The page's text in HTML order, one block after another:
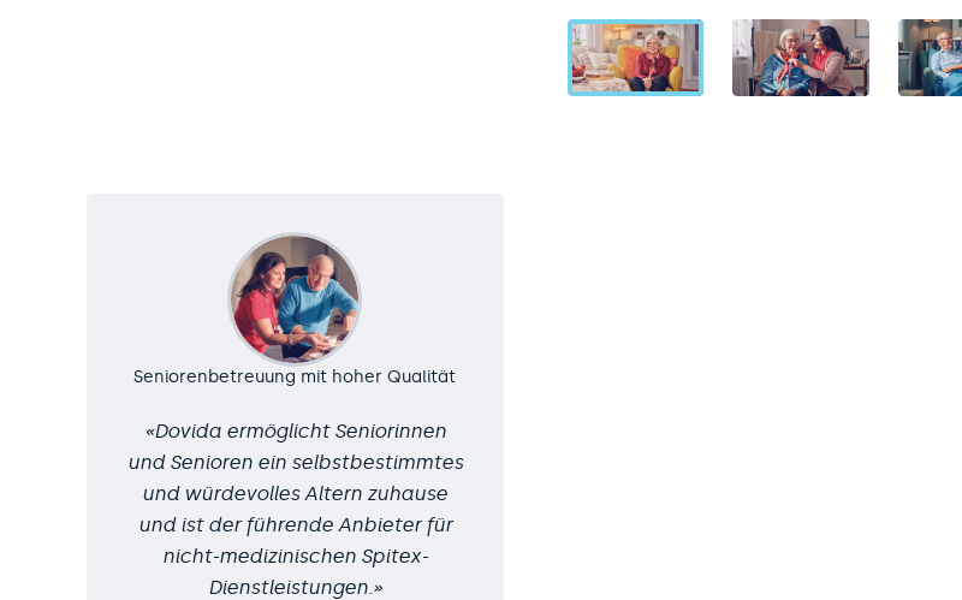
Seniorenbetreuung mit hoher Qualität
Dovida ermöglicht Seniorinnen
und Senioren ein selbstbestimmtes
und würdevolles Altern zuhause
und ist der führende Anbieter für
nicht-medizinischen Spitex-
Dienstleistungen.